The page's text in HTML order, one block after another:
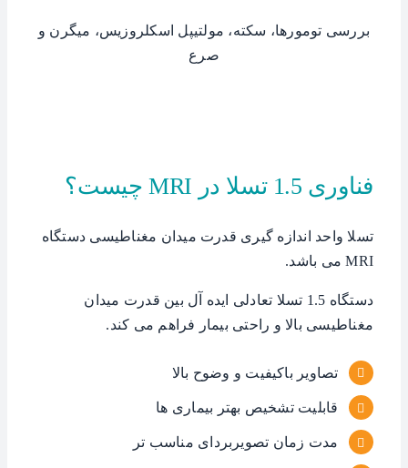
بررسی تومورها، سکته، مولتیپل اسکلروزیس، میگرن و
صرع
فناوری 1.5 تسلا در MRI چیست؟
تسلا واحد اندازه گیری قدرت میدان مغناطیسی دستگاه
MRI می باشد.
دستگاه 1.5 تسلا تعادلی ایده آل بین قدرت میدان
مغناطیسی بالا و راحتی بیمار فراهم می کند.
تصاویر باکیفیت و وضوح بالا
قابلیت تشخیص بهتر بیماری ها
مدت زمان تصویربردای مناسب تر